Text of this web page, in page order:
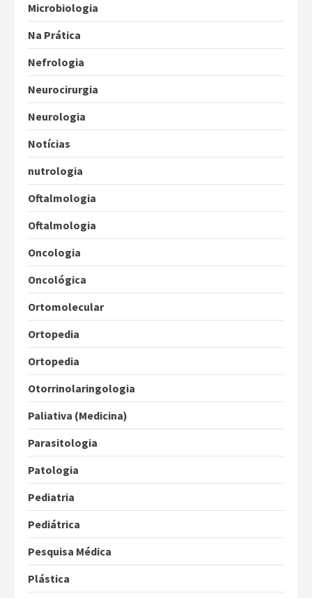
Microbiologia
Na Prática
Nefrologia
Neurocirurgia
Neurologia
Notícias
nutrologia
Oftalmologia
Oftalmologia
Oncologia
Oncológica
Ortomolecular
Ortopedia
Ortopedia
Otorrinolaringologia
Paliativa (Medicina)
Parasitologia
Patologia
Pediatria
Pediátrica
Pesquisa Médica
Plástica